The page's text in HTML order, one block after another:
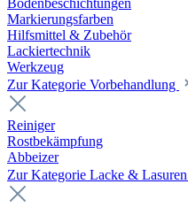
Bodenbeschichtungen
Markierungsfarben
Hilfsmittel & Zubehör
Lackiertechnik
Werkzeug
Zur Kategorie Vorbehandlung
Reiniger
Rostbekämpfung
Abbeizer
Zur Kategorie Lacke & Lasuren